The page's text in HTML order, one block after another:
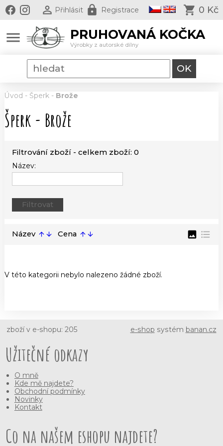
Přihlásit Registrace 0 Kč
menu PRUHOVANÁ KOČKA
Výrobky z autorské dílny
Úvod - Šperk- Brože
Šperk - Brože
Filtrování zboží - celkem zboží: 0
Název:
Název arrow_upward arrow_downward Cena arrow_upward arrow_downward image format_list_bulleted
V této kategorii nebylo nalezeno žádné zboží.
zboží v e-shopu: 205 e-shop systém banan.cz
Užitečné odkazy
O mně
Kde mě najdete?
Obchodní podmínky
Novinky
Kontakt
Co na našem eshopu najdete?